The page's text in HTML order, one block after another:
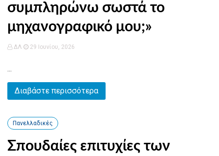
συμπληρώνω σωστά το
μηχανογραφικό μου;»
ΔΛ 29 Ιουνίου, 2026
...
Διαβάστε περισσότερα
Πανελλαδικές
Σπουδαίες επιτυχίες των